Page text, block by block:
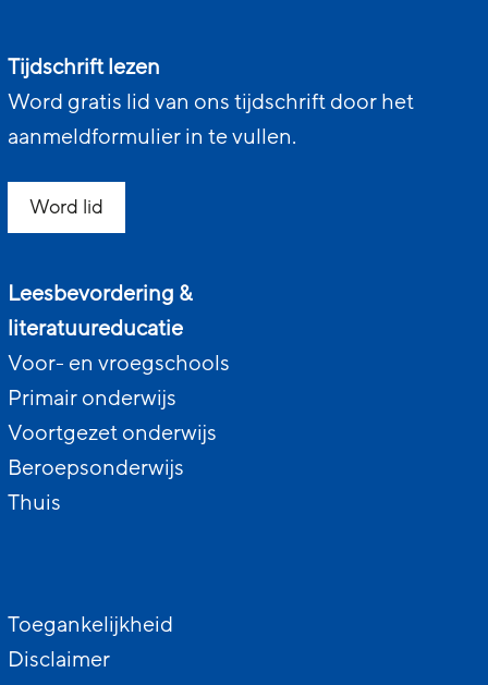
Tijdschrift lezen
Word gratis lid van ons tijdschrift door het
aanmeldformulier in te vullen.
Word lid
Leesbevordering &
literatuureducatie
Voor- en vroegschools
Primair onderwijs
Voortgezet onderwijs
Beroepsonderwijs
Thuis
Toegankelijkheid
Disclaimer